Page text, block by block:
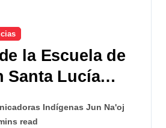
la Escuela de
Santa Lucía
paso más en la
de la
Indígenas Jun Na'oj
read